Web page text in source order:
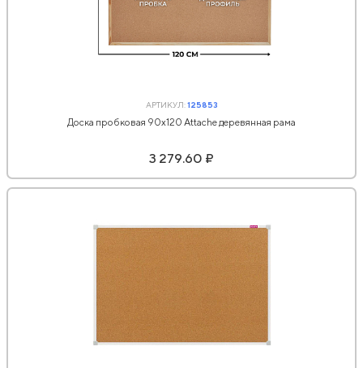
АРТИКУЛ:125853
Доска пробковая 90х120 Attache деревянная рама
3 279.60 ₽